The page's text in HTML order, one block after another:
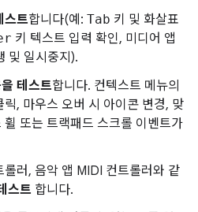
스트합니다(예: Tab 키 및 화살표
키 텍스트 입력 확인, 미디어 앱
및 일시중지).
테스트합니다. 컨텍스트 메뉴의
, 마우스 오버 시 아이콘 변경, 맞
또는 트랙패드 스크롤 이벤트가
러, 음악 앱 MIDI 컨트롤러와 같
스트 합니다.